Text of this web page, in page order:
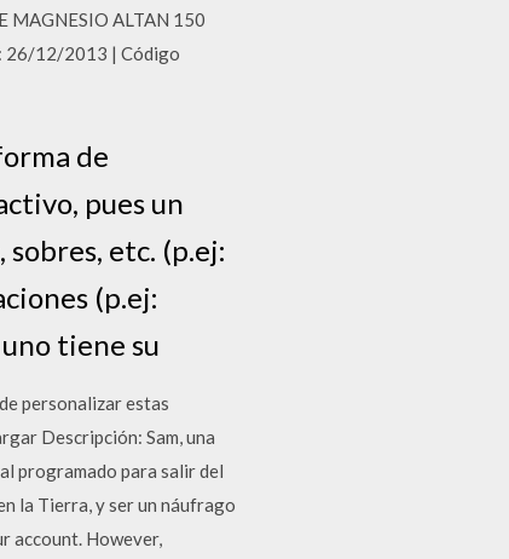
MAGNESIO ALTAN 150
26/12/2013 | Código
de
pues un
etc. (p.ej:
(p.ej:
tiene su
personalizar estas
Descripción: Sam, una
programado para salir del
la Tierra, y ser un náufrago
account. However,